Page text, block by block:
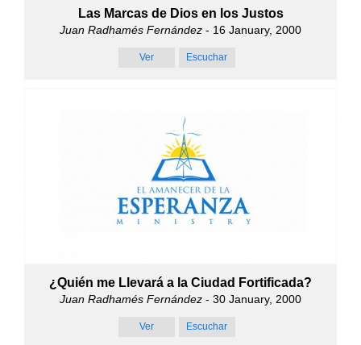
Las Marcas de Dios en los Justos
Juan Radhamés Fernández - 16 January, 2000
Ver Escuchar
¿Quién me Llevará a la Ciudad Fortificada?
Juan Radhamés Fernández - 30 January, 2000
Ver Escuchar